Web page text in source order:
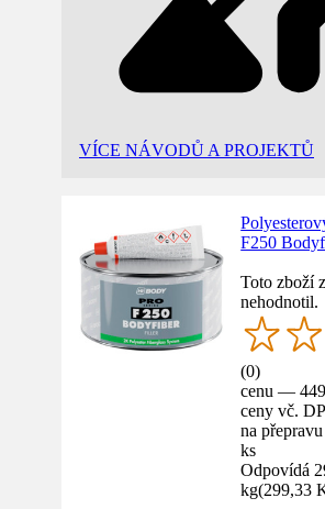
VÍCE NÁVODŮ A PROJEKTŮ
F250
Toto zboží
nehodnotil.
(0)
cenu —
ceny vč.
na
ks
Odpovídá
kg(299,33